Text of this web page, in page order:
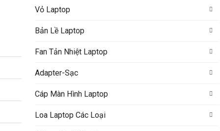
Vỏ Laptop
Bản Lề Laptop
Fan Tản Nhiệt Laptop
Adapter-Sạc
Cáp Màn Hình Laptop
Loa Laptop Các Loại